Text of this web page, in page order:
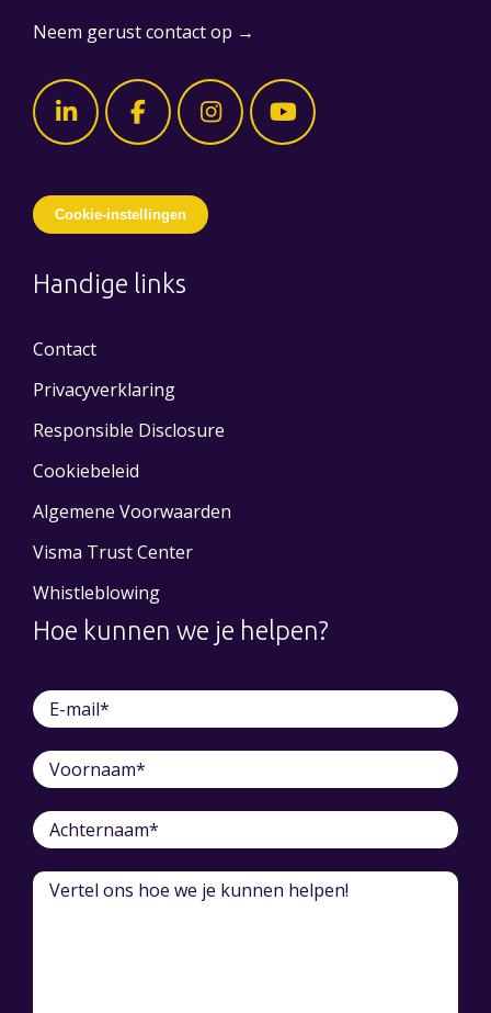
Neem gerust contact op →
Cookie-instellingen
Handige links
Contact
Privacyverklaring
Responsible Disclosure
Cookiebeleid
Algemene Voorwaarden
Visma Trust Center
Whistleblowing
Hoe kunnen we je helpen?